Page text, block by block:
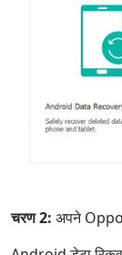
चरण 2: अपने